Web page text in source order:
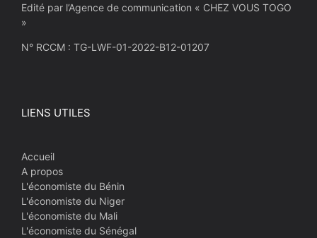
Edité par l’Agence de communication « CHEZ VOUS TOGO
»
N° RCCM : TG-LWF-01-2022-B12-01207
LIENS UTILES
Accueil
A propos
L'économiste du Bénin
L'économiste du Niger
L'économiste du Mali
L'économiste du Sénégal